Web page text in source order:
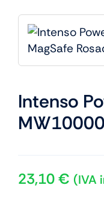
Intenso
23,10€ (IVA